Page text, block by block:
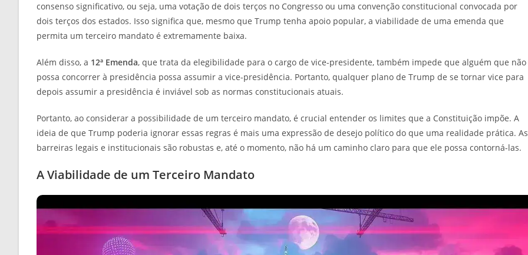
consenso significativo, ou seja, uma votação de dois terços no Congresso ou uma convenção constitucional convocada por
dois terços dos estados. Isso significa que, mesmo que Trump tenha apoio popular, a viabilidade de uma emenda que
permita um terceiro mandato é extremamente baixa.
Além disso, a 12ª Emenda, que trata da elegibilidade para o cargo de vice-presidente, também impede que alguém que não
possa concorrer à presidência possa assumir a vice-presidência. Portanto, qualquer plano de Trump de se tornar vice para
depois assumir a presidência é inviável sob as normas constitucionais atuais.
Portanto, ao considerar a possibilidade de um terceiro mandato, é crucial entender os limites que a Constituição impõe. A
ideia de que Trump poderia ignorar essas regras é mais uma expressão de desejo político do que uma realidade prática. As
barreiras legais e institucionais são robustas e, até o momento, não há um caminho claro para que ele possa contorná-las.
A Viabilidade de um Terceiro Mandato